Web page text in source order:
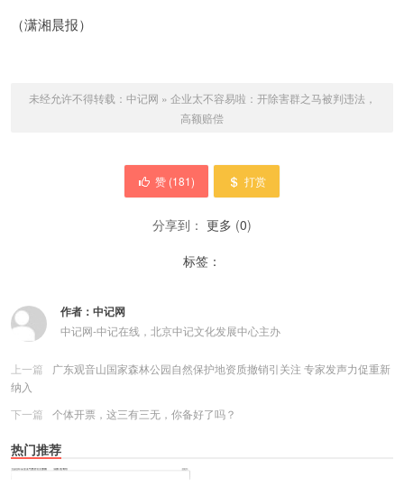
（潇湘晨报）
未经允许不得转载： 中记网 » 企业太不容易啦：开除害群之马被判违法，
高额赔偿
赞 (181) 打赏
分享到： 更多 (0)
标签：
作者： 中记网
中记网-中记在线，北京中记文化发展中心主办
上一篇
广东观音山国家森林公园自然保护地资质撤销引关注 专家发声力促重新
纳入
下一篇
个体开票，这三有三无，你备好了吗？
热门推荐